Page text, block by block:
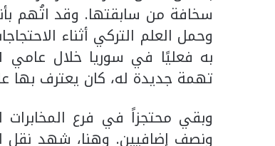
سخافة من سابقتها. وقد اتُهم
وحمل العلم التركي أثناء
تهمة جديدة له، كان يعترف بها
وبقي محتجزاً في فرع